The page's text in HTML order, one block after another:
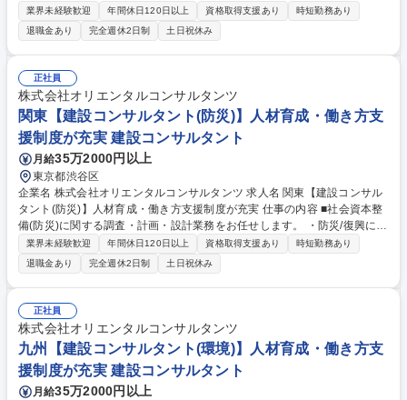
高速道路会社をはじめとした多くの実績をもとに、渋滞、事故の解消や開
発事業による交通影響分析および対策立案、各種交通実態調査等を行いま
す。 《詳細》交通ミクロシミュレーションによる渋滞対策の提案、画像処
理技術による交通流計測、事故要因分析や事故対策の立案検討、交通ビッ
グデータの活用(災害時等でのモビリティ支援に資する研究活動)等 募集職
種 九州【建設コンサルタント(交通)】人材育成・働き方支援制度が充実
業界未経験歓迎 年間休日120日以上 資格取得支援あり
時短勤務あり
退職金あり
完全週休2日制 土日祝休み
正社員
株式会社オリエンタルコンサルタンツ
関東【建設コンサルタント(防災)】人材育成・働き方支
援制度が充実 建設コンサルタント
月給35万2000円以上
東京都渋谷区
企業名 株式会社オリエンタルコンサルタンツ 求人名 関東【建設コンサル
タント(防災)】人材育成・働き方支援制度が充実 仕事の内容 ■社会資本整
備(防災)に関する調査・計画・設計業務をお任せします。 ・防災/復興に関
するハード/ソフトの多様な業務実績と、様々な知見/技術があります。そ
れらを活かし、津波シミュレーションの活用や予防/評価/対策/災害復興支
援、リスクマネジメントに至るあらゆる面から、対災害性の強いまちづく
りを提供します。 ・大地震でも道路交通の確保が可能となる、橋台/ボッ
クスカルバートと接続し土工部の沈下対策に有効な地震対策型段差抑制工
を開発しました 募集職種 関東【建設コンサルタント(防災)】人材育成・働
き方支援制度が充実
業界未経験歓迎 年間休日120日以上 資格取得支援あり
時短勤務あり
退職金あり
完全週休2日制 土日祝休み
正社員
株式会社オリエンタルコンサルタンツ
九州【建設コンサルタント(環境)】人材育成・働き方支
援制度が充実 建設コンサルタント
月給35万2000円以上